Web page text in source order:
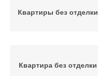
Квартиры без отделки
Квартира без отделки